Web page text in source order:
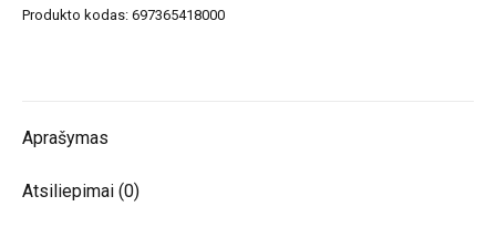
(salotinės
Produkto kodas: 697365418000
Aprašymas
Atsiliepimai (0)